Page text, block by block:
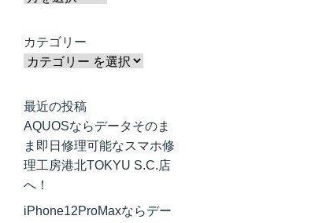
カテゴリー
最近の投稿
AQUOSならデータそのま
ま即日修理可能なスマホ修
理工房港北TOKYU S.C.店
へ！
iPhone12ProMaxならデー